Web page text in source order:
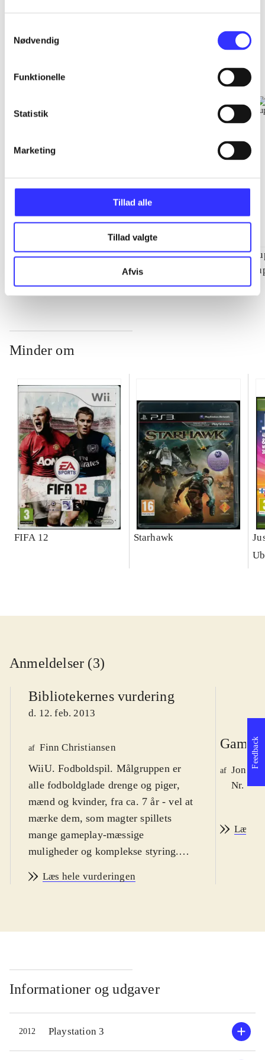
Nødvendig
Funktionelle
Statistik
Marketing
Tillad alle
Tillad valgte
Afvis
EA sports
Gå til serien
NHL (Pc) NBA live (Pc)
Minder om
FIFA 12 Starhawk
Anmeldelser (3)
Bibliotekernes vurdering
d. 12. feb. 2013
af Finn Christiansen
WiiU. Fodboldspil. Målgruppen er
alle fodboldglade drenge og piger,
mænd og kvinder, fra ca. 7 år - vel at
mærke dem, som magter spillets
mange gameplay-mæssige
muligheder og komplekse styring.
lidt højere end i de normale FIFA-
engelsk. PEGI: 3.
konsollen. Helt grundlæggende er
FIFA 13 et helt igennem glimrende
fodboldspil. Der er bygget ovenpå på
12-versionen og alt virker som det
skal. Spil-mekanikken er solid og
realistisk, grafikken er super flot og
Læs hele vurderingen
Game
af Jonas
Nr.
Læs
Informationer og udgaver
2012 Playstation 3
Feedback